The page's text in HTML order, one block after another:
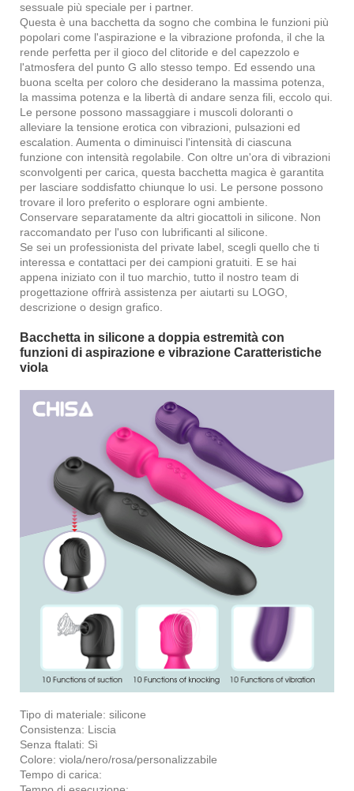
sessuale più speciale per i partner.
Questa è una bacchetta da sogno che combina le funzioni più
popolari come l'aspirazione e la vibrazione profonda, il che la
rende perfetta per il gioco del clitoride e del capezzolo e
l'atmosfera del punto G allo stesso tempo. Ed essendo una
buona scelta per coloro che desiderano la massima potenza,
la massima potenza e la libertà di andare senza fili, eccolo qui.
Le persone possono massaggiare i muscoli doloranti o
alleviare la tensione erotica con vibrazioni, pulsazioni ed
escalation. Aumenta o diminuisci l'intensità di ciascuna
funzione con intensità regolabile. Con oltre un'ora di vibrazioni
sconvolgenti per carica, questa bacchetta magica è garantita
per lasciare soddisfatto chiunque lo usi. Le persone possono
trovare il loro preferito o esplorare ogni ambiente.
Conservare separatamente da altri giocattoli in silicone. Non
raccomandato per l'uso con lubrificanti al silicone.
Se sei un professionista del private label, scegli quello che ti
interessa e contattaci per dei campioni gratuiti. E se hai
appena iniziato con il tuo marchio, tutto il nostro team di
progettazione offrirà assistenza per aiutarti su LOGO,
descrizione o design grafico.
Bacchetta in silicone a doppia estremità con
funzioni di aspirazione e vibrazione Caratteristiche
viola
Tipo di materiale: silicone
Consistenza: Liscia
Senza ftalati: Sì
Colore: viola/nero/rosa/personalizzabile
Tempo di carica: